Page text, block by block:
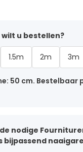
u bestellen?
1.5m 2m 3m
50 cm. Bestelbaar
nodige
bijpassend